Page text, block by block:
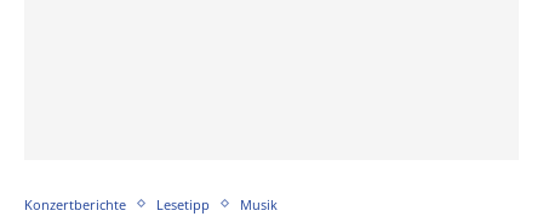
Konzertberichte Lesetipp Musik